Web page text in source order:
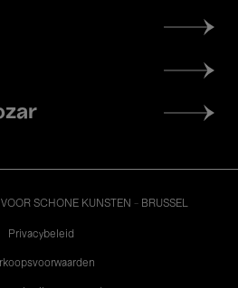
SCHONE KUNSTEN - BRUSSEL
Privacybeleid